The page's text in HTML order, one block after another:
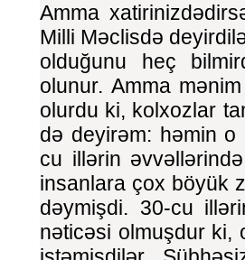
Amma
Milli Məclisdə
olduğunu heç
olunur. Amma
olurdu ki, kolxozlar
də deyirəm: həmin o
cu illərin
insanlara çox böyük
dəymişdi. 30-cu
nəticəsi olmuşdur ki,